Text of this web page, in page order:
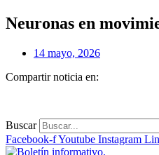
Neuronas en
14 mayo, 2026
Compartir noticia en:
Buscar
Facebook-fYoutube Instagram